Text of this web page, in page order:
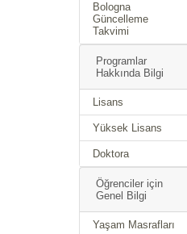
Bologna
Güncelleme
Takvimi
Programlar
Hakkında Bilgi
Lisans
Yüksek Lisans
Doktora
Öğrenciler için
Genel Bilgi
Yaşam Masrafları